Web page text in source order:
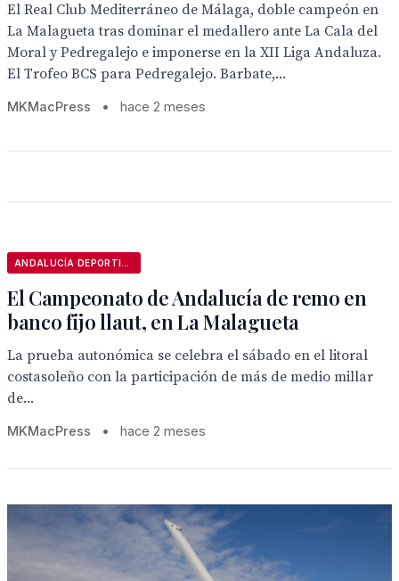
El Real Club Mediterráneo de Málaga, doble campeón en
La Malagueta tras dominar el medallero ante La Cala del
Moral y Pedregalejo e imponerse en la XII Liga Andaluza.
El Trofeo BCS para Pedregalejo. Barbate,...
MKMacPress • hace 2 meses
El Campeonato de Andalucía de remo en
banco fijo llaut, en La Malagueta
La prueba autonómica se celebra el sábado en el litoral
costasoleño con la participación de más de medio millar
de...
MKMacPress • hace 2 meses